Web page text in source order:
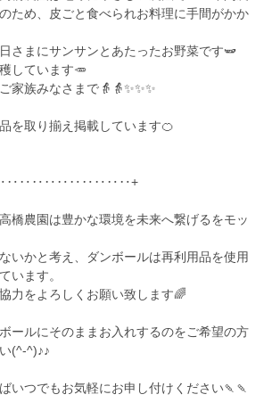
ため、皮ごと食べられお料理に手間がかか
さまにサンサンとあたったお野菜です🫛
しています🥕
家族みなさまで👵👵✨✨✨
を取り揃え掲載しています🍊
橋農園は豊かな環境を未来へ繋げるをモッ
いかと考え、ダンボールは再利用品を使用
います。
力をよろしくお願い致します🌈
ールにそのままお入れするのをご希望の方
(^-^)♪♪
いつでもお気軽にお申し付けください🍡🍡